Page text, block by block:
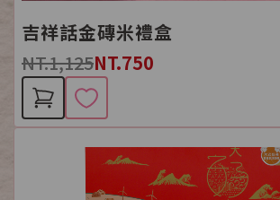
吉祥話金磚米禮盒
NT.1,125NT.750